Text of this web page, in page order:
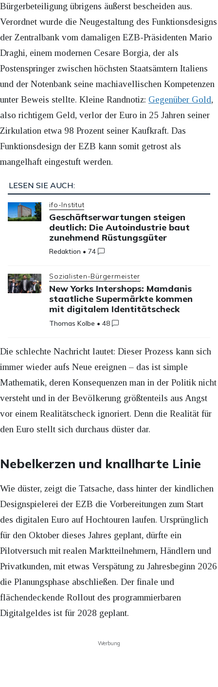
Bürgerbeteiligung übrigens äußerst bescheiden aus.
Verordnet wurde die Neugestaltung des Funktionsdesigns
der Zentralbank vom damaligen EZB-Präsidenten Mario
Draghi, einem modernen Cesare Borgia, der als
Postenspringer zwischen höchsten Staatsämtern Italiens
und der Notenbank seine machiavellischen Kompetenzen
unter Beweis stellte. Kleine Randnotiz: Gegenüber Gold,
also richtigem Geld, verlor der Euro in 25 Jahren seiner
Zirkulation etwa 98 Prozent seiner Kaufkraft. Das
Funktionsdesign der EZB kann somit getrost als
mangelhaft eingestuft werden.
LESEN SIE AUCH:
ifo-Institut
Geschäftserwartungen steigen
deutlich: Die Autoindustrie baut
zunehmend Rüstungsgüter
Redaktion •74
Sozialisten-Bürgermeister
New Yorks Intershops: Mamdanis
staatliche Supermärkte kommen
mit digitalem Identitätscheck
Thomas Kolbe •48
Die schlechte Nachricht lautet: Dieser Prozess kann sich
immer wieder aufs Neue ereignen – das ist simple
Mathematik, deren Konsequenzen man in der Politik nicht
versteht und in der Bevölkerung größtenteils aus Angst
vor einem Realitätscheck ignoriert. Denn die Realität für
den Euro stellt sich durchaus düster dar.
Nebelkerzen und knallharte Linie
Wie düster, zeigt die Tatsache, dass hinter der kindlichen
Designspielerei der EZB die Vorbereitungen zum Start
des digitalen Euro auf Hochtouren laufen. Ursprünglich
für den Oktober dieses Jahres geplant, dürfte ein
Pilotversuch mit realen Marktteilnehmern, Händlern und
Privatkunden, mit etwas Verspätung zu Jahresbeginn 2026
die Planungsphase abschließen. Der finale und
flächendeckende Rollout des programmierbaren
Digitalgeldes ist für 2028 geplant.
Werbung